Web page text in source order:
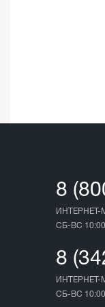
8
ИНТЕРНЕТ-
СБ-ВС
8
ИНТЕРНЕТ-
СБ-ВС